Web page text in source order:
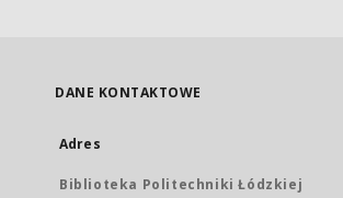
DANE KONTAKTOWE
Adres
Biblioteka Politechniki Łódzkiej